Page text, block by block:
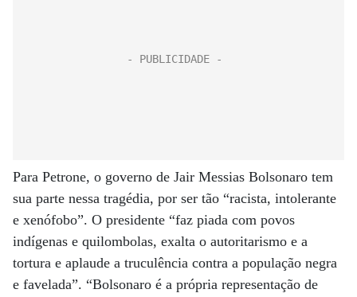
Para Petrone, o governo de Jair Messias Bolsonaro tem
sua parte nessa tragédia, por ser tão “racista, intolerante
e xenófobo”. O presidente “faz piada com povos
indígenas e quilombolas, exalta o autoritarismo e a
tortura e aplaude a truculência contra a população negra
e favelada”. “Bolsonaro é a própria representação de